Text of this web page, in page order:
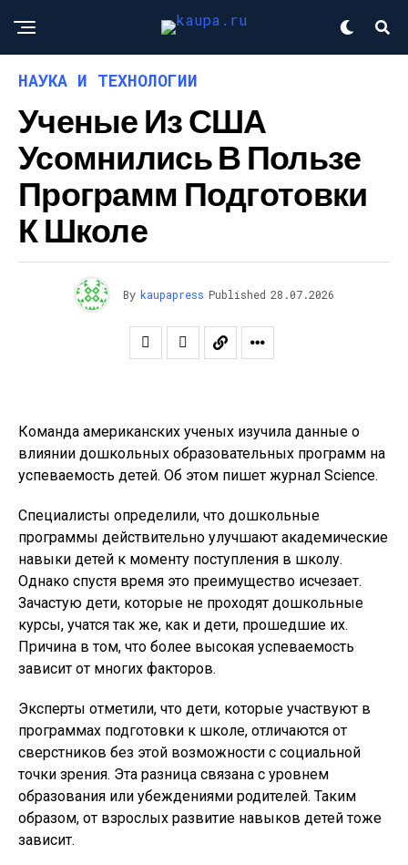
НАУКА И ТЕХНОЛОГИИ
Ученые Из США
Усомнились В Пользе
Программ Подготовки
К Школе
By kaupapress Published 28.07.2026
Команда американских ученых изучила данные о
влиянии дошкольных образовательных программ на
успеваемость детей. Об этом пишет журнал Science.
Специалисты определили, что дошкольные
программы действительно улучшают академические
навыки детей к моменту поступления в школу.
Однако спустя время это преимущество исчезает.
Зачастую дети, которые не проходят дошкольные
курсы, учатся так же, как и дети, прошедшие их.
Причина в том, что более высокая успеваемость
зависит от многих факторов.
Эксперты отметили, что дети, которые участвуют в
программах подготовки к школе, отличаются от
сверстников без этой возможности с социальной
точки зрения. Эта разница связана с уровнем
образования или убеждениями родителей. Таким
образом, от взрослых развитие навыков детей тоже
зависит.